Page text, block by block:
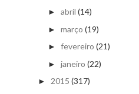
► abril (14)
► março (19)
► fevereiro (21)
► janeiro (22)
► 2015 (317)